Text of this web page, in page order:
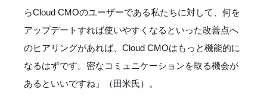
らCloud CMOのユーザーである私たちに対して、何を
アップデートすれば使いやすくなるといった改善点へ
のヒアリングがあれば、Cloud CMOはもっと機能的に
なるはずです。密なコミュニケーションを取る機会が
あるといいですね」（田米氏）。